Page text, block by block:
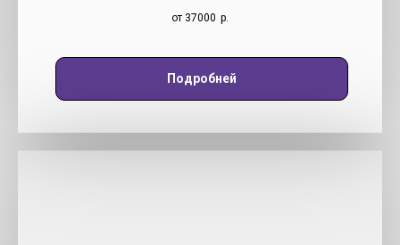
от 37000 р.
Подробней